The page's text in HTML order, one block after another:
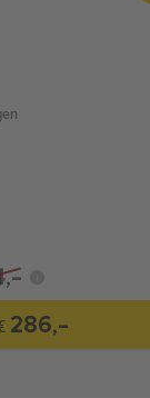
286,-